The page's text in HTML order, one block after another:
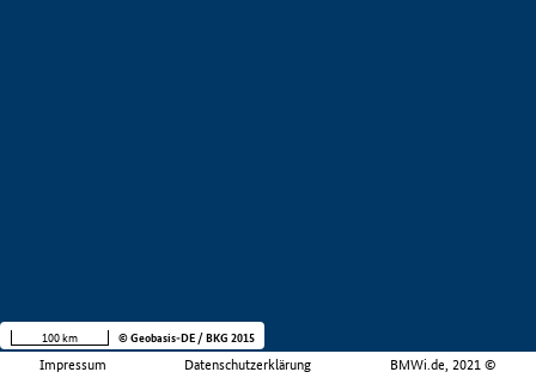
Impressum Datenschutzerklärung BMWi.de, 2021 ©
100 km © Geobasis-DE / BKG 2015